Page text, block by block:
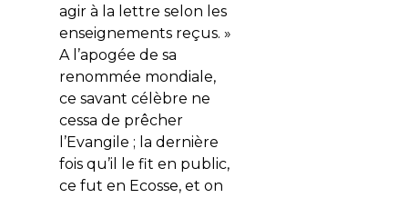
agir à la lettre selon les
enseignements reçus. »
A l’apogée de sa
renommée mondiale,
ce savant célèbre ne
cessa de prêcher
l’Evangile ; la dernière
fois qu’il le fit en public,
ce fut en Ecosse, et on